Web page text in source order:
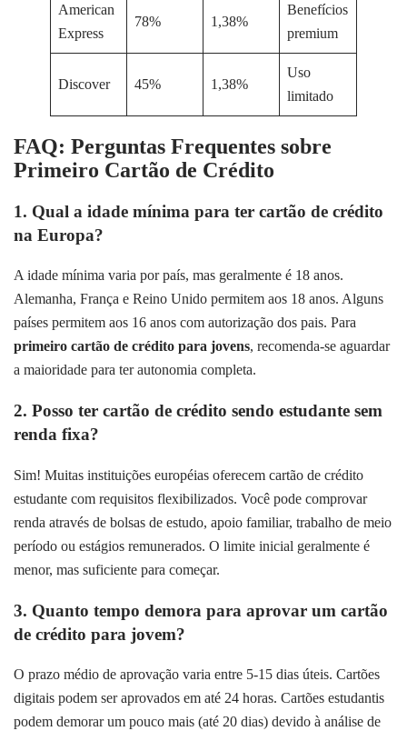
American
Express
78% 1,38%
Benefícios
premium
Discover 45% 1,38%
Uso
limitado
FAQ: Perguntas Frequentes sobre
Primeiro Cartão de Crédito
1. Qual a idade mínima para ter cartão de crédito
na Europa?
A idade mínima varia por país, mas geralmente é 18 anos.
Alemanha, França e Reino Unido permitem aos 18 anos. Alguns
países permitem aos 16 anos com autorização dos pais. Para
primeiro cartão de crédito para jovens, recomenda-se aguardar
a maioridade para ter autonomia completa.
2. Posso ter cartão de crédito sendo estudante sem
renda fixa?
Sim! Muitas instituições européias oferecem cartão de crédito
estudante com requisitos flexibilizados. Você pode comprovar
renda através de bolsas de estudo, apoio familiar, trabalho de meio
período ou estágios remunerados. O limite inicial geralmente é
menor, mas suficiente para começar.
3. Quanto tempo demora para aprovar um cartão
de crédito para jovem?
O prazo médio de aprovação varia entre 5-15 dias úteis. Cartões
digitais podem ser aprovados em até 24 horas. Cartões estudantis
podem demorar um pouco mais (até 20 dias) devido à análise de